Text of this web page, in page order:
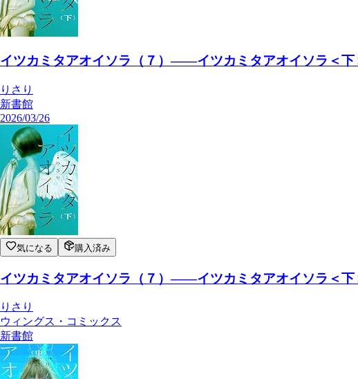
イツカミタアオイソラ（７）――イツカミタアオイソラ＜
りさり
新書館
2026/03/26
気になる 購入済み
イツカミタアオイソラ（７）――イツカミタアオイソラ＜
りさり
ウィングス・コミックス
新書館